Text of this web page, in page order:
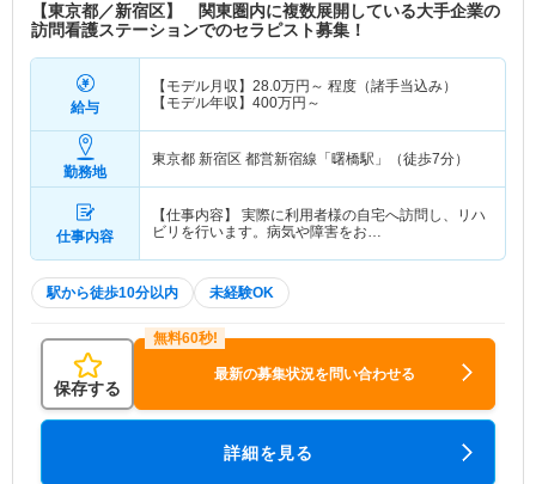
【東京都／新宿区】 関東圏内に複数展開している大手企業の
訪問看護ステーションでのセラピスト募集！
給与
【モデル月収】 28.0万円～ 程度（諸手当込み）
【モデル年収】 400万円～
勤務地
東京都 新宿区 都営新宿線「曙橋駅」（徒歩7分）
仕事内容
【仕事内容】 実際に利用者様の自宅へ訪問し、リハ
ビリを行います。病気や障害をお…
駅から徒歩10分以内 未経験OK
保存する
最新の募集状況を問い合わせる
詳細を見る